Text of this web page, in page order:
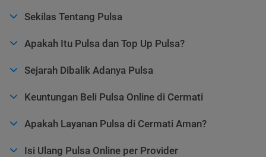
Sekilas Tentang Pulsa
Apakah Itu Pulsa dan Top Up Pulsa?
Sejarah Dibalik Adanya Pulsa
Keuntungan Beli Pulsa Online di Cermati
Apakah Layanan Pulsa di Cermati Aman?
Isi Ulang Pulsa Online per Provider